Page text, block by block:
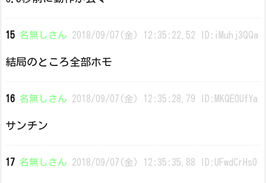
15 名無しさん 2018/09/07(金) 12:35:22.52 ID:iMuhj3QQa
結局のところ全部ホモ
16 名無しさん 2018/09/07(金) 12:35:28.79 ID:MKQE0UfYa
サンチン
17 名無しさん 2018/09/07(金) 12:35:35.88 ID:UFwdCrHs0